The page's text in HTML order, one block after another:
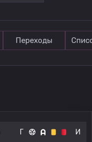
Переходы
Г И